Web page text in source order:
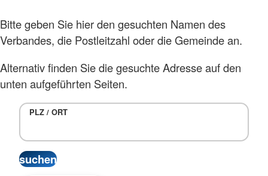
Bitte geben Sie hier den gesuchten Namen des
Verbandes, die Postleitzahl oder die Gemeinde an.
Alternativ finden Sie die gesuchte Adresse auf den
unten aufgeführten Seiten.
PLZ / ORT